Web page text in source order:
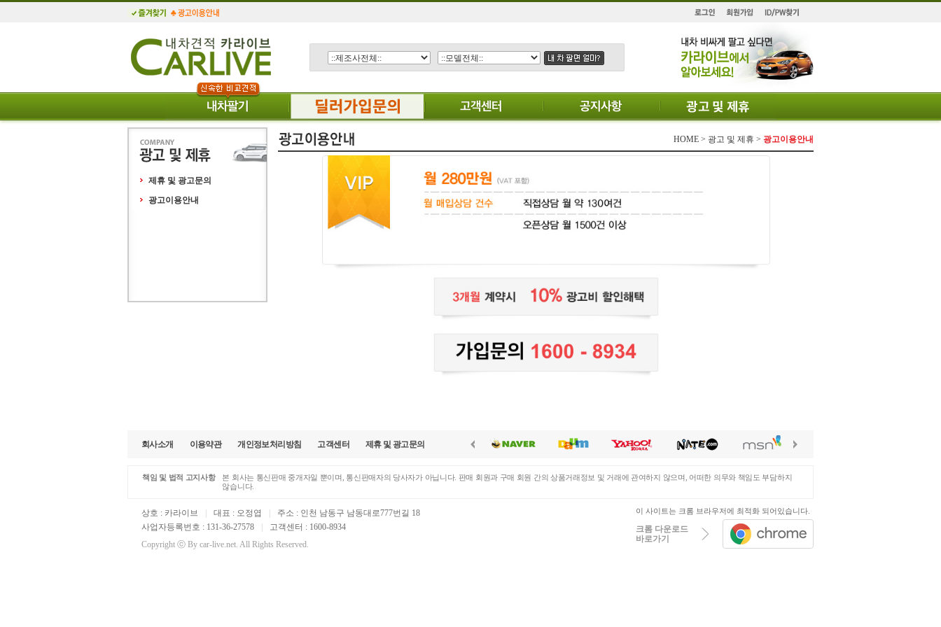
제휴 및 광고문의
광고이용안내
HOME > 광고 및 제휴 > 광고이용안내
회사소개 이용약관 개인정보처리방침 고객센터 제휴 및 광고문의
책임 및 법적 고지사항
본 회사는 통신판매 중개자일 뿐이며, 통신판매자의 당사자가 아닙니다. 판매 회원과 구매 회원 간의 상품거래정보 및 거래에 관여하지 않으며, 어떠한 의무와 책임도 부담하지
않습니다.
상호 : 카라이브 대표 : 오정엽
주소 : 인천 남동구 남동대로777번길 18
사업자등록번호 : 131-36-27578
고객센터 : 1600-8934
Copyright ⓒ By car-live.net. All Rights Reserved.
이 사이트는 크롬 브라우저에 최적화 되어있습니다.
크롬 다운로드
바로가기